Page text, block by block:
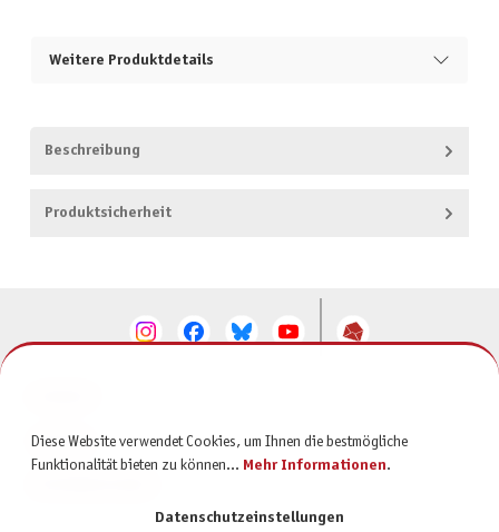
Weitere Produktdetails
Beschreibung
Produktsicherheit
SERVICE
Diese Website verwendet Cookies, um Ihnen die bestmögliche
Funktionalität bieten zu können... Mehr Informationen.
Datenschutzeinstellungen